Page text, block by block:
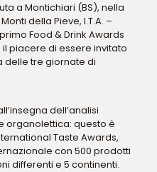
a Montichiari (BS), nella
della Pieve, I.T.A. –
Food & Drink Awards
piacere di essere invitato
delle tre giornate di
dell’analisi
organolettica: questo è
Taste Awards,
con 500 prodotti
differenti e 5 continenti.